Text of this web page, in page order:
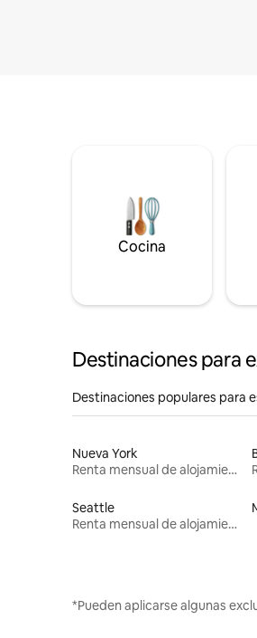
Cocina
Destinaciones para
Destinaciones populares para
Nueva York
Renta mensual de alojamientos
Seattle
Renta mensual de alojamientos
*Pueden aplicarse algunas